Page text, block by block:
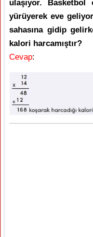
ulaşıyor. Basketbol
yürüyerek eve
sahasına gidip
kalori harcamıştır?
Cevap: